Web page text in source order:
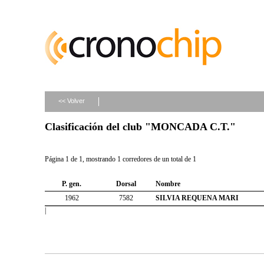
<< Volver
Clasificación del club "MONCADA C.T."
Página 1 de 1, mostrando 1 corredores de un total de 1
P. gen. Dorsal
Nombre
1962
7582
SILVIA REQUENA MARI
|